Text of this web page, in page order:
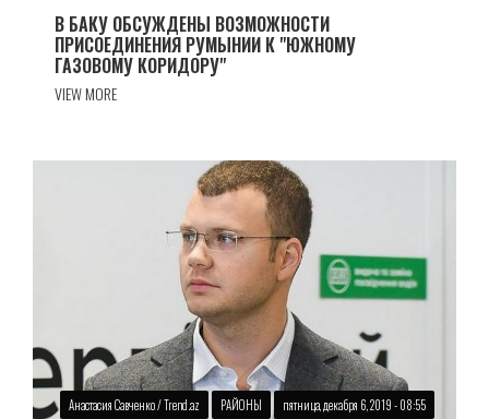
В БАКУ ОБСУЖДЕНЫ ВОЗМОЖНОСТИ
ПРИСОЕДИНЕНИЯ РУМЫНИИ К "ЮЖНОМУ
ГАЗОВОМУ КОРИДОРУ"
VIEW MORE
Анастасия Савченко / Trend.az РАЙОНЫ пятница, декабря 6, 2019 - 08:55